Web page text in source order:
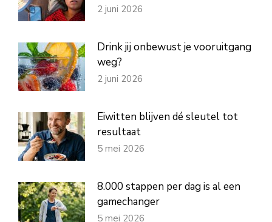
2 juni 2026
Drink jij onbewust je vooruitgang
weg?
2 juni 2026
Eiwitten blijven dé sleutel tot
resultaat
5 mei 2026
8.000 stappen per dag is al een
gamechanger
5 mei 2026